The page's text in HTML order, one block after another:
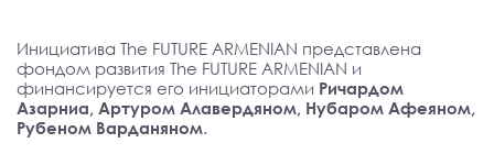
Инициатива The FUTURE ARMENIAN представлена
фондом развития The FUTURE ARMENIAN и
финансируется его инициаторами Ричардом
Азарниа, Артуром Алавердяном, Нубаром Афеяном,
Рубеном Варданяном.